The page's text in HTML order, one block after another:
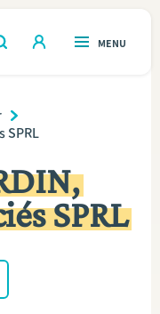
OPEN
MENU
SPRL
SPRL